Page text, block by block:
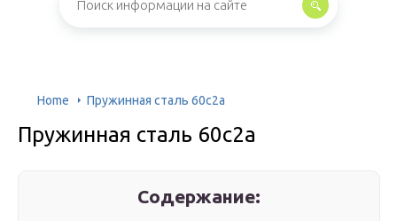
Home Пружинная сталь 60с2а
Пружинная сталь 60с2а
Содержание: